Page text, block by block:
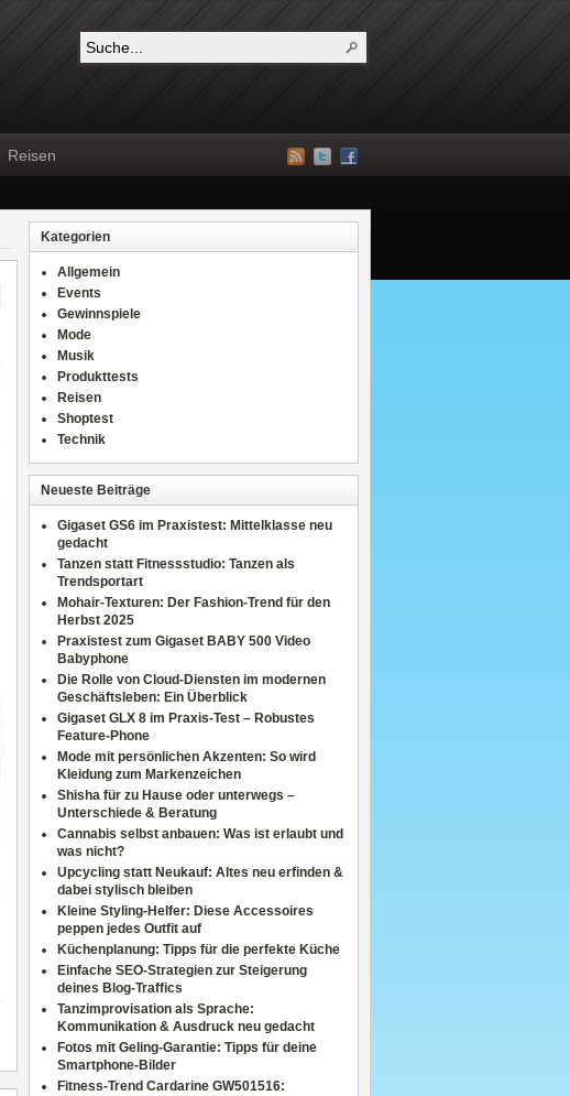
Reisen
Kategorien
Allgemein
Events
Gewinnspiele
Mode
Musik
Produkttests
Reisen
Shoptest
Technik
Neueste Beiträge
Gigaset GS6 im Praxistest: Mittelklasse neu
gedacht
Tanzen statt Fitnessstudio: Tanzen als
Trendsportart
Mohair-Texturen: Der Fashion-Trend für den
Herbst 2025
Praxistest zum Gigaset BABY 500 Video
Babyphone
Die Rolle von Cloud-Diensten im modernen
Geschäftsleben: Ein Überblick
Gigaset GLX 8 im Praxis-Test – Robustes
Feature-Phone
Mode mit persönlichen Akzenten: So wird
Kleidung zum Markenzeichen
Shisha für zu Hause oder unterwegs –
Unterschiede & Beratung
Cannabis selbst anbauen: Was ist erlaubt und
was nicht?
Upcycling statt Neukauf: Altes neu erfinden &
dabei stylisch bleiben
Kleine Styling-Helfer: Diese Accessoires
peppen jedes Outfit auf
Küchenplanung: Tipps für die perfekte Küche
Einfache SEO-Strategien zur Steigerung
deines Blog-Traffics
Tanzimprovisation als Sprache:
Kommunikation & Ausdruck neu gedacht
Fotos mit Geling-Garantie: Tipps für deine
Smartphone-Bilder
Fitness-Trend Cardarine GW501516: